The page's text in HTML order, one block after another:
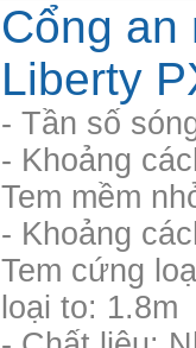
Cổng an
Liberty
- Tần số
- Khoảng
Tem mềm
- Khoảng
Tem cứng
loại to: 1.8m